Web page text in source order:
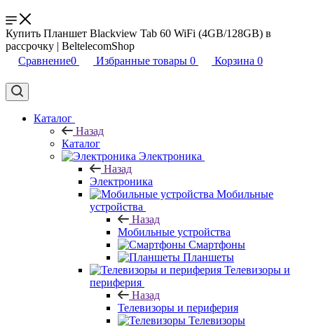
Купить Планшет Blackview Tab 60 WiFi (4GB/128GB) в
рассрочку | BeltelecomShop
Сравнение0 Избранные товары 0 Корзина 0
Каталог
Назад
Каталог
Электроника
Назад
Электроника
Мобильные
устройства
Назад
Мобильные устройства
Смартфоны
Планшеты
Телевизоры и
периферия
Назад
Телевизоры и периферия
Телевизоры